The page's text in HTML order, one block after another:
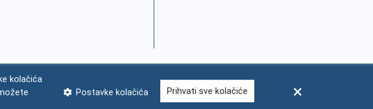
podataka Impressum Česta pitanja Kontakti Mapa weba
kolačića
Postavke kolačića Prihvati sve kolačiće